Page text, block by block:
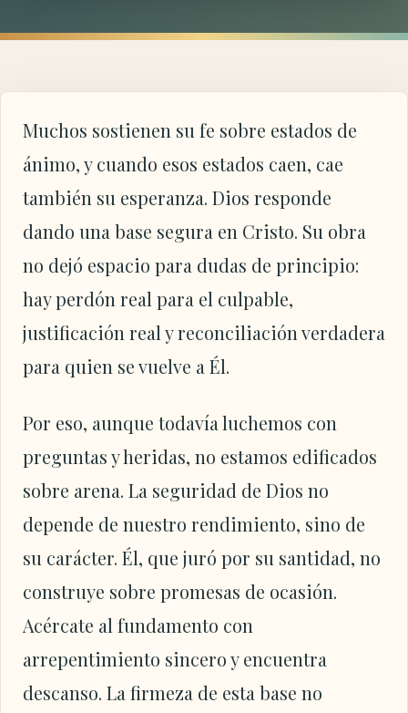
Muchos sostienen su fe sobre estados de
ánimo, y cuando esos estados caen, cae
también su esperanza. Dios responde
dando una base segura en Cristo. Su obra
no dejó espacio para dudas de principio:
hay perdón real para el culpable,
justificación real y reconciliación verdadera
para quien se vuelve a Él.
Por eso, aunque todavía luchemos con
preguntas y heridas, no estamos edificados
sobre arena. La seguridad de Dios no
depende de nuestro rendimiento, sino de
su carácter. Él, que juró por su santidad, no
construye sobre promesas de ocasión.
Acércate al fundamento con
arrepentimiento sincero y encuentra
descanso. La firmeza de esta base no